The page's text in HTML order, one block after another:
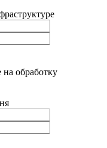
обработку